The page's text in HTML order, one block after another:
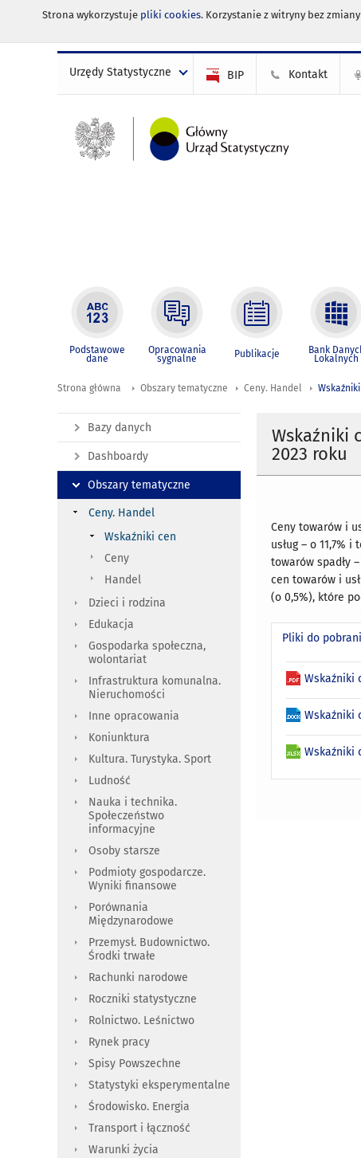
Strona wykorzystuje pliki cookies. Korzystanie z witryny bez
Urzędy Statystyczne BIP Kontakt
Podstawowe
dane
Opracowania
sygnalne Publikacje Bank
Lokalnych
Strona główna Obszary tematyczne Ceny. Handel
Wskaźniki
2023 roku
Ceny towarów i
usług – o 11,7%
towarów spadły
cen towarów i
(o 0,5%), które
Pliki do
Wskaźniki
Wskaźniki
Wskaźniki
Bazy danych
Dashboardy
Obszary tematyczne
Ceny. Handel
Wskaźniki cen
Ceny
Handel
Dzieci i rodzina
Edukacja
Gospodarka społeczna,
wolontariat
Infrastruktura komunalna.
Nieruchomości
Inne opracowania
Koniunktura
Kultura. Turystyka. Sport
Ludność
Nauka i technika.
Społeczeństwo
informacyjne
Osoby starsze
Podmioty gospodarcze.
Wyniki finansowe
Porównania
Międzynarodowe
Przemysł. Budownictwo.
Środki trwałe
Rachunki narodowe
Roczniki statystyczne
Rolnictwo. Leśnictwo
Rynek pracy
Spisy Powszechne
Statystyki eksperymentalne
Środowisko. Energia
Transport i łączność
Warunki życia